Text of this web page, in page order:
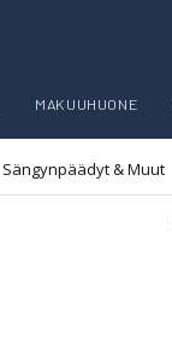
MAKUUHUONE
Sängynpäädyt & Muut